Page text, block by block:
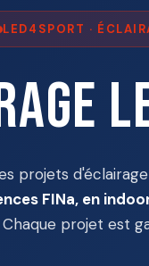
LED4SPORT ·
projets
FINa, en
Chaque projet est